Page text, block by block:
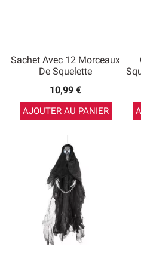
Sachet Avec 12 Morceaux
De Squelette
10,99 €
AJOUTER AU PANIER